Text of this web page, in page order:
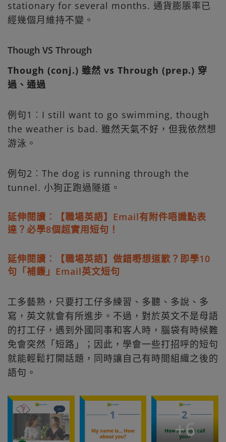
stationary for several months. 通貨膨脹率已
經幾個月維持不變。
Though VS Through
Though (conj.) 雖然 vs Through (prep.) 穿
過、通過
例句1︰I still want to go swimming, though
the weather is bad. 雖然天氣不好，但我依然想
游泳。
例句2︰The dog is running through the
tunnel. 小狗正跑過隧道。
延伸閱讀︰【職場英語】Email有附件唔識點表
達？必學8個超實用短句！
延伸閱讀︰【職場英語】做錯嘢想道歉？即學10
句「補鑊」Email英文短句
工多藝熟，只要打工仔多練習、多聽、多說、多
寫，英文就會有所進步。不過，對於英文不是母語
的打工仔，遇到外國同事和客人時，腦袋有時候難
免會突然「短路」；因此，學會一些打招呼的短句
就能輕鬆打開話題，同時讓自己有時間組織之後的
語句。
+6